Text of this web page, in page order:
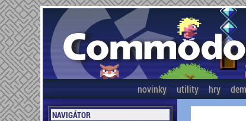
novinky utility hry
NAVIGÁTOR